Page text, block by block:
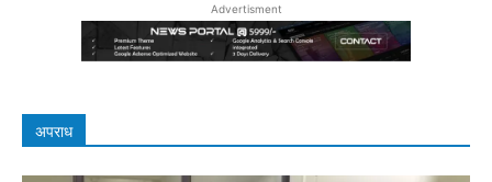
Advertisment
अपराध